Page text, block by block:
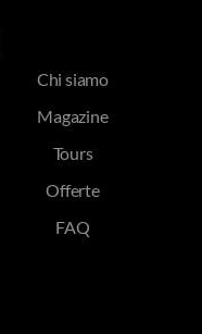
Chi siamo
Magazine
Tours
Offerte
FAQ